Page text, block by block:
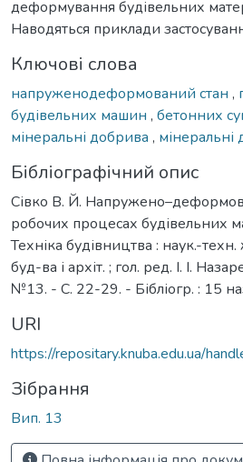
деформування будівельних
Наводяться приклади
Ключові слова
напруженодеформований стан ,
будівельних машин , бетонних
мінеральні добрива , мінеральні
Бібліографічний опис
Сівко В. Й.
робочих процесах будівельних
Техніка будівництва : наук.-
буд-ва і архіт. ; гол. ред. І. І.
№13. - С. 22-29. - Бібліогр. : 15
URI
https://repositary.knuba.edu.ua/
Зібрання
Вип. 13